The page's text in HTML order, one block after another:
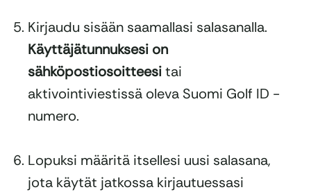
Kirjaudu sisään saamallasi salasanalla.
Käyttäjätunnuksesi on
sähköpostiosoitteesitai
aktivointiviestissä oleva Suomi Golf ID -
numero.
Lopuksi määritä itsellesi uusi salasana,
jota käytät jatkossa kirjautuessasi